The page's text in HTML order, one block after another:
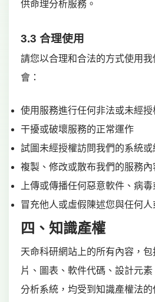
供命理分析服務。
3.3 合理使用
請您以合理和合法的方式使用
會：
使用服務進行任何非法或未經授
干擾或破壞服務的正常運作
試圖未經授權訪問我們的系統或
複製、修改或散布我們的服務
上傳或傳播任何惡意軟件、病
冒充他人或虛假陳述您與任何
四、知識產權
天命科研網站上的所有內容，
片、圖表、軟件代碼、設計元素
分析系統，均受到知識產權法